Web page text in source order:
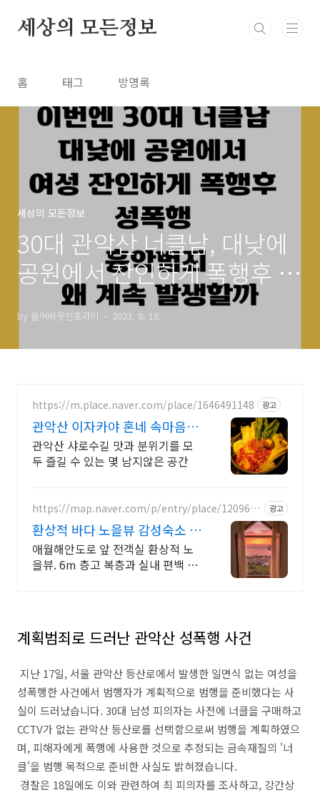
세상의 모든정보
홈 태그 방명록
세상의 모든정보
30대 관악산 너클남, 대낮에
공원에서 잔인하게 폭행후 성
폭행 흉악범죄 왜 계속 일어
나나
by 올어바웃인포라미 2023. 8. 18.
https://m.place.naver.com/place/1646491148 광고
관악산 이자카야 혼네 속마음을
나누는 공간
관악산 샤로수길 맛과 분위기를 모
두 즐길 수 있는 몇 남지않은 공간
https://map.naver.com/p/entry/place/1209676
광고
환상적 바다 노을뷰 감성숙소 통
창 너머 애월 파노라마바다
애월해안도로 앞 전객실 환상적 노
을뷰. 6m 층고 복층과 실내 편백 스
계획범죄로 드러난 관악산 성폭행 사건
지난 17일, 서울 관악산 등산로에서 발생한 일면식 없는 여성을
성폭행한 사건에서 범행자가 계획적으로 범행을 준비했다는 사
실이 드러났습니다. 30대 남성 피의자는 사전에 너클을 구매하고
CCTV가 없는 관악산 등산로를 선택함으로써 범행을 계획하였으
며, 피해자에게 폭행에 사용한 것으로 추정되는 금속재질의 '너
클'을 범행 목적으로 준비한 사실도 밝혀졌습니다.
경찰은 18일에도 이와 관련하여 최 피의자를 조사하고, 강간상